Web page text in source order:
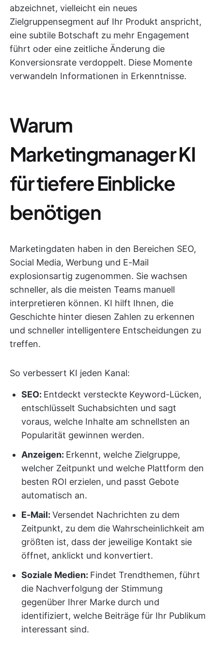
abzeichnet, vielleicht ein neues
Zielgruppensegment auf Ihr Produkt anspricht,
eine subtile Botschaft zu mehr Engagement
führt oder eine zeitliche Änderung die
Konversionsrate verdoppelt. Diese Momente
verwandeln Informationen in Erkenntnisse.
Warum
Marketingmanager KI
für tiefere Einblicke
benötigen
Marketingdaten haben in den Bereichen SEO,
Social Media, Werbung und E-Mail
explosionsartig zugenommen. Sie wachsen
schneller, als die meisten Teams manuell
interpretieren können. KI hilft Ihnen, die
Geschichte hinter diesen Zahlen zu erkennen
und schneller intelligentere Entscheidungen zu
treffen.
So verbessert KI jeden Kanal:
SEO: Entdeckt versteckte Keyword-Lücken,
entschlüsselt Suchabsichten und sagt
voraus, welche Inhalte am schnellsten an
Popularität gewinnen werden.
Anzeigen: Erkennt, welche Zielgruppe,
welcher Zeitpunkt und welche Plattform den
besten ROI erzielen, und passt Gebote
automatisch an.
E-Mail: Versendet Nachrichten zu dem
Zeitpunkt, zu dem die Wahrscheinlichkeit am
größten ist, dass der jeweilige Kontakt sie
öffnet, anklickt und konvertiert.
Soziale Medien: Findet Trendthemen, führt
die Nachverfolgung der Stimmung
gegenüber Ihrer Marke durch und
identifiziert, welche Beiträge für Ihr Publikum
interessant sind.